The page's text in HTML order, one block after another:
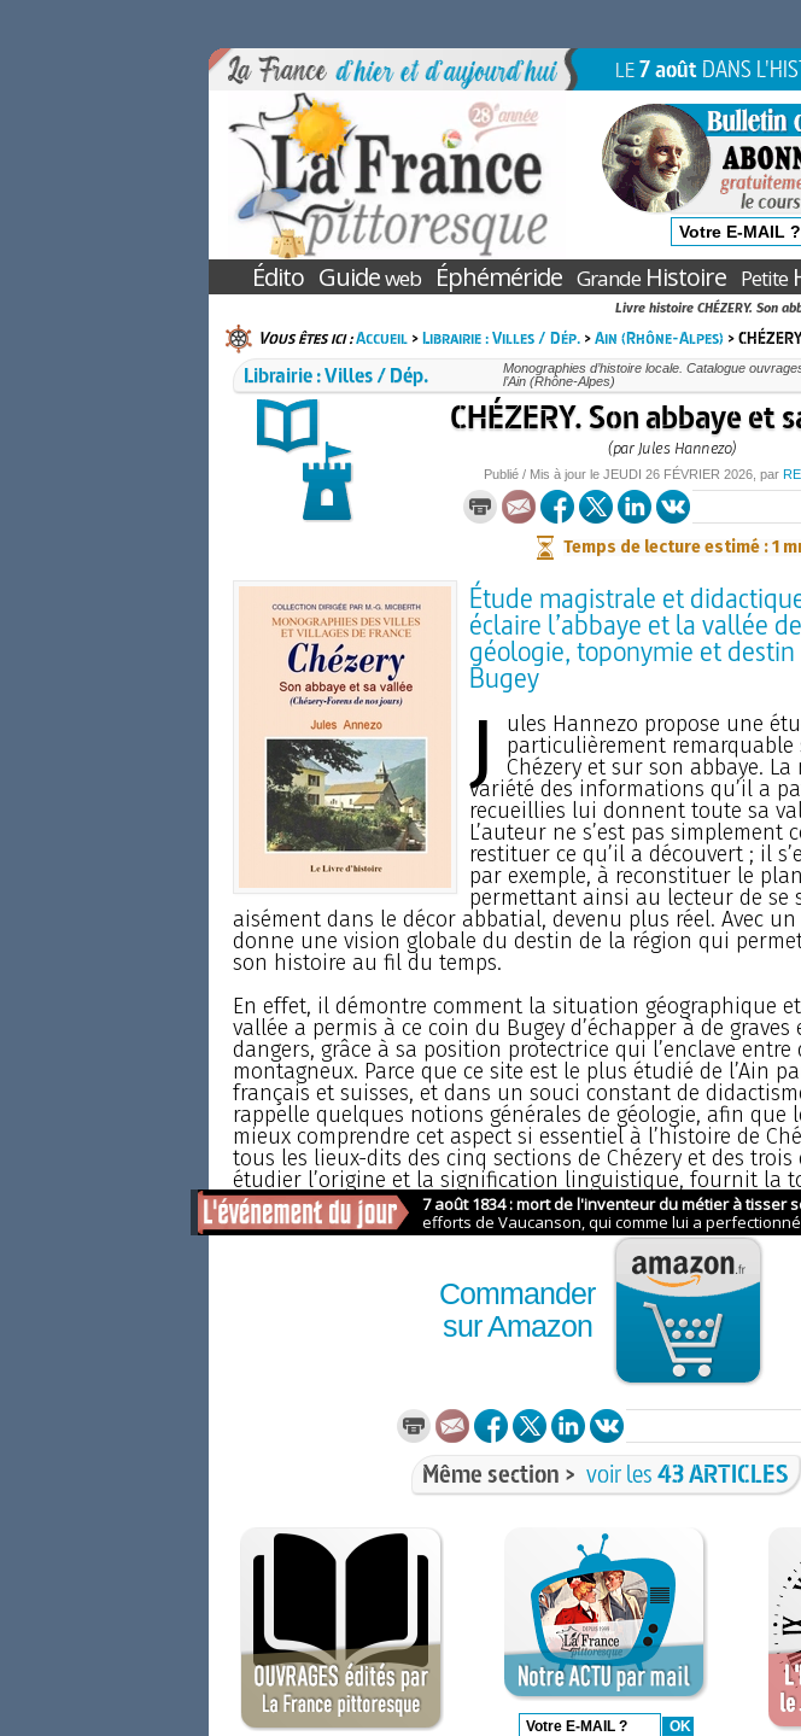
LE7 août DANS
Édito Guideweb Éphéméride GrandeHistoire Petite
Livre histoire CHÉZERY. Son
Vous êtes ici :Accueil>Librairie : Villes / Dép.>Ain (Rhône-Alpes) >
Librairie : Villes / Dép.
Monographies d’histoire locale. Catalogue
l’Ain (Rhône-Alpes)
CHÉZERY. Son abbaye et
(par Jules Hannezo)
Publié / Mis à jour le JEUDI 26 FÉVRIER 2026, par
Temps de lecture estimé : 1
Étude magistrale et
éclaire l’abbaye et la vallée
géologie, toponymie et
Bugey
J
ules Hannezo propose une
particulièrement remarquable
Chézery et sur son abbaye. La
variété des informations qu’il a
recueillies lui donnent toute sa
L’auteur ne s’est pas simplement
restituer ce qu’il a découvert ; il
par exemple, à reconstituer le
permettant ainsi au lecteur de se
aisément dans le décor abbatial, devenu plus réel. Avec
donne une vision globale du destin de la région qui
son histoire au fil du temps.
En effet, il démontre comment la situation géographique
vallée a permis à ce coin du Bugey d’échapper à de graves
dangers, grâce à sa position protectrice qui l’enclave entre
montagneux. Parce que ce site est le plus étudié de l’Ain
français et suisses, et dans un souci constant de
rappelle quelques notions générales de géologie, afin que
mieux comprendre cet aspect si essentiel à l’histoire de
tous les lieux-dits des cinq sections de Chézery et des trois
étudier l’origine et la signification linguistique, fournit la
montagnes, des rivières et des torrents, étudie
Commander
sur Amazon
Même section > voir les43 ARTICLES